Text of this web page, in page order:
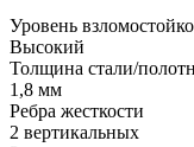
Уровень
Высокий
Толщина стали/
1,8 мм
Ребра жесткости
2 вертикальных